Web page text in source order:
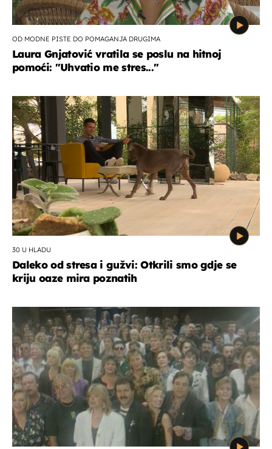
OD MODNE PISTE DO POMAGANJA DRUGIMA
Laura Gnjatović vratila se poslu na hitnoj
pomoći: "Uhvatio me stres..."
30 U HLADU
Daleko od stresa i gužvi: Otkrili smo gdje se
kriju oaze mira poznatih